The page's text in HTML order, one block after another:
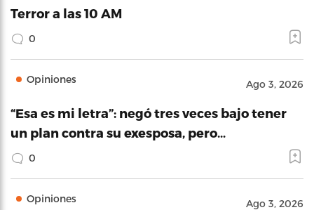
Terror a las 10 AM
0
Opiniones Ago 3, 2026
“Esa es mi letra”: negó tres veces bajo tener
un plan contra su exesposa, pero…
0
Opiniones Ago 3, 2026